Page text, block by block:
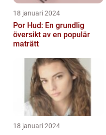
18 januari 2024
Por Hud: En grundlig
översikt av en populär
maträtt
18 januari 2024